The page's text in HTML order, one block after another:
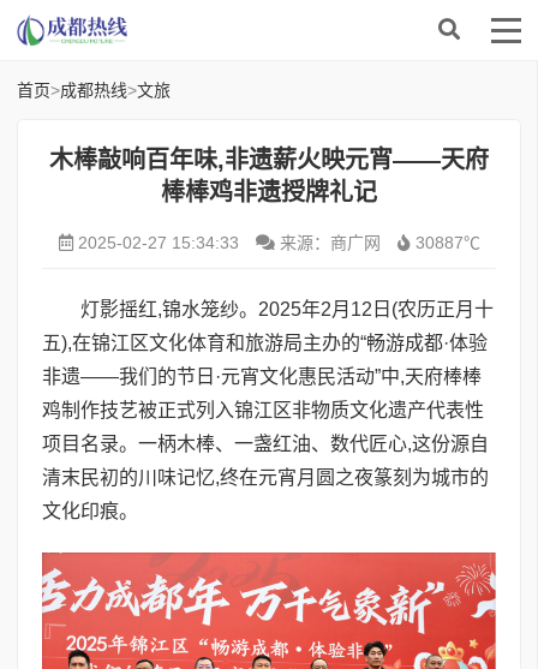
首页>成都热线>文旅
木棒敲响百年味,非遗薪火映元宵——天府
棒棒鸡非遗授牌礼记
2025-02-27 15:34:33 来源：商广网 30887℃
灯影摇红,锦水笼纱。2025年2月12日(农历正月十
五),在锦江区文化体育和旅游局主办的“畅游成都·体验
非遗——我们的节日·元宵文化惠民活动”中,天府棒棒
鸡制作技艺被正式列入锦江区非物质文化遗产代表性
项目名录。一柄木棒、一盏红油、数代匠心,这份源自
清末民初的川味记忆,终在元宵月圆之夜篆刻为城市的
文化印痕。